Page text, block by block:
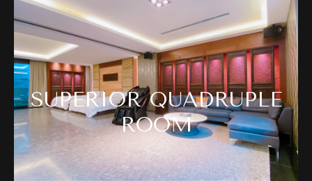
SUPERIOR QUADRUPLE
ROOM